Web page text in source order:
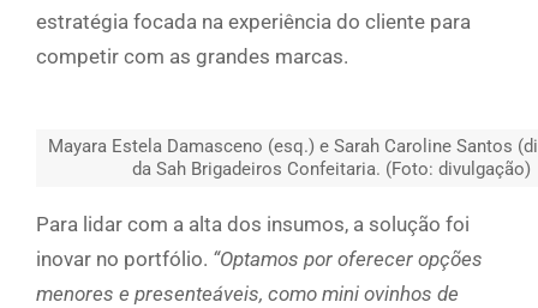
estratégia focada na experiência do cliente para
competir com as grandes marcas.
Mayara Estela Damasceno (esq.) e Sarah Caroline Santos
da Sah Brigadeiros Confeitaria. (Foto: divulgação)
Para lidar com a alta dos insumos, a solução foi
inovar no portfólio. “Optamos por oferecer opções
menores e presenteáveis, como mini ovinhos de